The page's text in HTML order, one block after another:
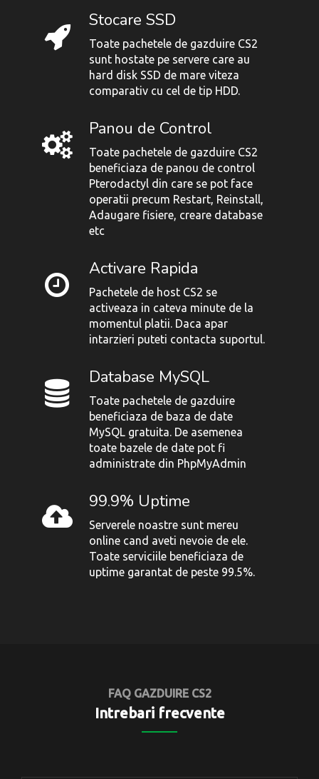
Stocare SSD
Toate pachetele de gazduire CS2
sunt hostate pe servere care au
hard disk SSD de mare viteza
comparativ cu cel de tip HDD.
Panou de Control
Toate pachetele de gazduire CS2
beneficiaza de panou de control
Pterodactyl din care se pot face
operatii precum Restart, Reinstall,
Adaugare fisiere, creare database
etc
Activare Rapida
Pachetele de host CS2 se
activeaza in cateva minute de la
momentul platii. Daca apar
intarzieri puteti contacta suportul.
Database MySQL
Toate pachetele de gazduire
beneficiaza de baza de date
MySQL gratuita. De asemenea
toate bazele de date pot fi
administrate din PhpMyAdmin
99.9% Uptime
Serverele noastre sunt mereu
online cand aveti nevoie de ele.
Toate serviciile beneficiaza de
uptime garantat de peste 99.5%.
FAQ GAZDUIRE CS2
Intrebari frecvente